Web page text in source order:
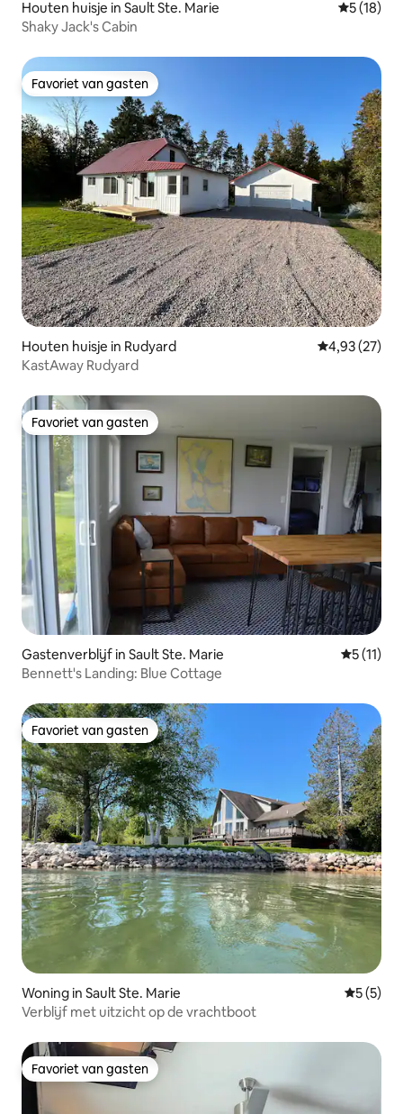
Houten huisje in Sault Ste. Marie
5 (18)
Shaky Jack's Cabin
Favoriet van gasten
Favoriet van gasten
Houten huisje in Rudyard Gemiddelde
4,93 (27)
KastAway Rudyard
Favoriet van gasten
Favoriet van gasten
Gastenverblijf in Sault Ste. Marie
5 (11)
Bennett's Landing: Blue Cottage
Favoriet van gasten
Favoriet van gasten
Woning in Sault Ste. Marie
5 (5)
Verblijf met uitzicht op de vrachtboot
Favoriet van gasten
Favoriet van gasten